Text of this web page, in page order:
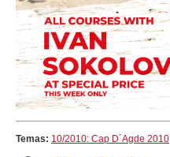
Temas: 10/2010: Cap D´Agde 2010